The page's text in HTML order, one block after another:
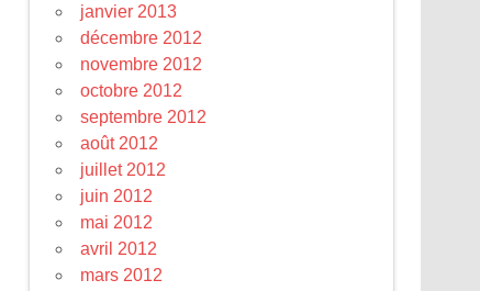
janvier 2013
décembre 2012
novembre 2012
octobre 2012
septembre 2012
août 2012
juillet 2012
juin 2012
mai 2012
avril 2012
mars 2012